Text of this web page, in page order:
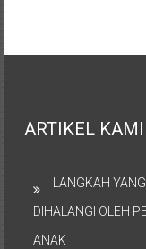
ARTIKEL
LANGKAH
DIHALANGI OLEH
ANAK